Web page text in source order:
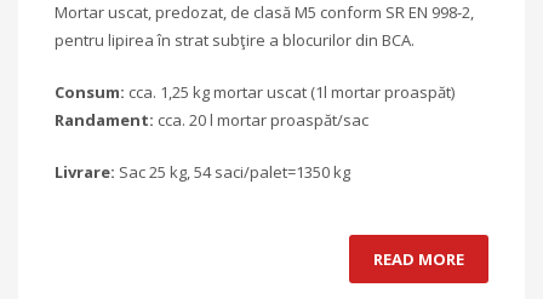
Mortar uscat, predozat, de clasă M5 conform SR EN 998-2,
pentru lipirea în strat subţire a blocurilor din BCA.
Consum: cca. 1,25 kg mortar uscat (1l mortar proaspăt)
Randament: cca. 20 l mortar proaspăt/sac
Livrare: Sac 25 kg, 54 saci/palet=1350 kg
READ MORE